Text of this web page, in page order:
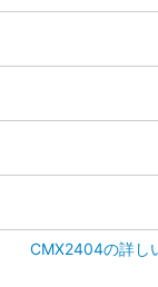
CMX2404の詳し